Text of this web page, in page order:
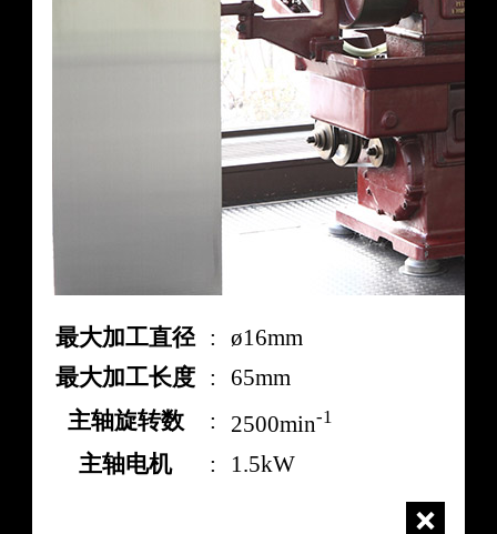
最大加工直径 :
ø16mm
最大加工长度
:
65mm
主轴旋转数
: 2500min-1
主轴电机 : 1.5kW